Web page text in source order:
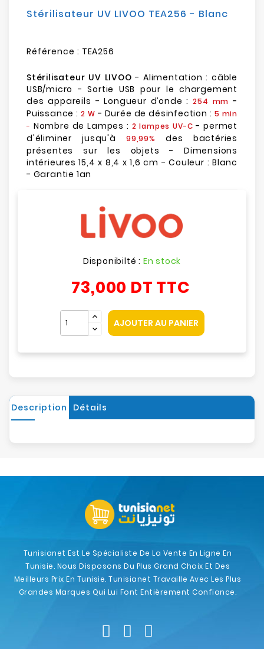
Loisirs
Stérilisateur UV LIVOO TEA256 - Blanc
Référence : TEA256
Stérilisateur UV LIVOO - Alimentation : câble
USB/micro - Sortie USB pour le chargement
des appareils - Longueur d’onde : 254 mm -
Puissance : 2 W - Durée de désinfection : 5 min
- Nombre de Lampes : 2 lampes UV-C -permet
d'éliminer jusqu'à
99,99%
des bactéries
présentes sur les objets - Dimensions
intérieures 15,4 x 8,4 x 1,6 cm - Couleur : Blanc
- Garantie 1an
Disponibilté : En stock
73,000 DT TTC
AJOUTER AU PANIER
Description Détails
Tunisianet Est Le Spécialiste De La Vente En Ligne En
Tunisie. Nous Disposons Du Plus Grand Choix Et Des
Meilleurs Prix En Tunisie. Tunisianet Travaille Avec Les Plus
Grandes Marques Qui Lui Font Entièrement Confiance.